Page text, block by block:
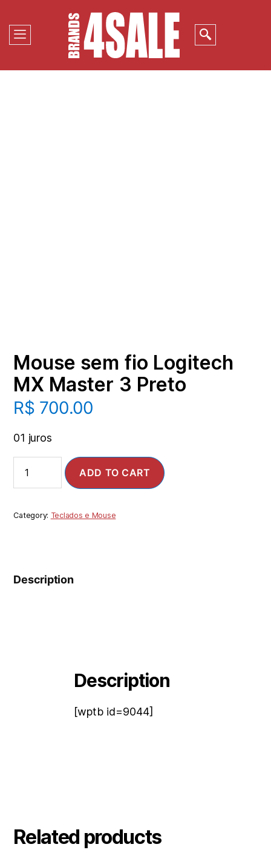
Mouse sem fio Logitech
MX Master 3 Preto
R$ 700.00
01 juros
ADD TO CART
Category: Teclados e Mouse
Description
Description
[wptb id=9044]
Related products